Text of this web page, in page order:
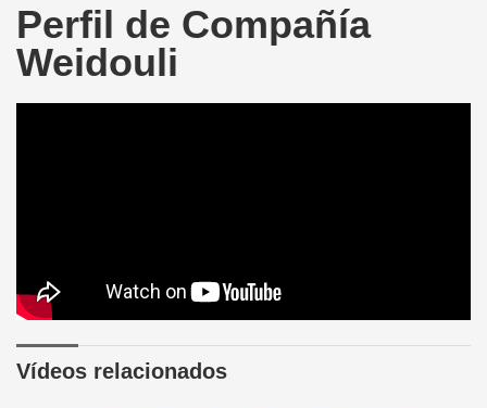
Perfil de Compañía
Weidouli
Vídeos relacionados